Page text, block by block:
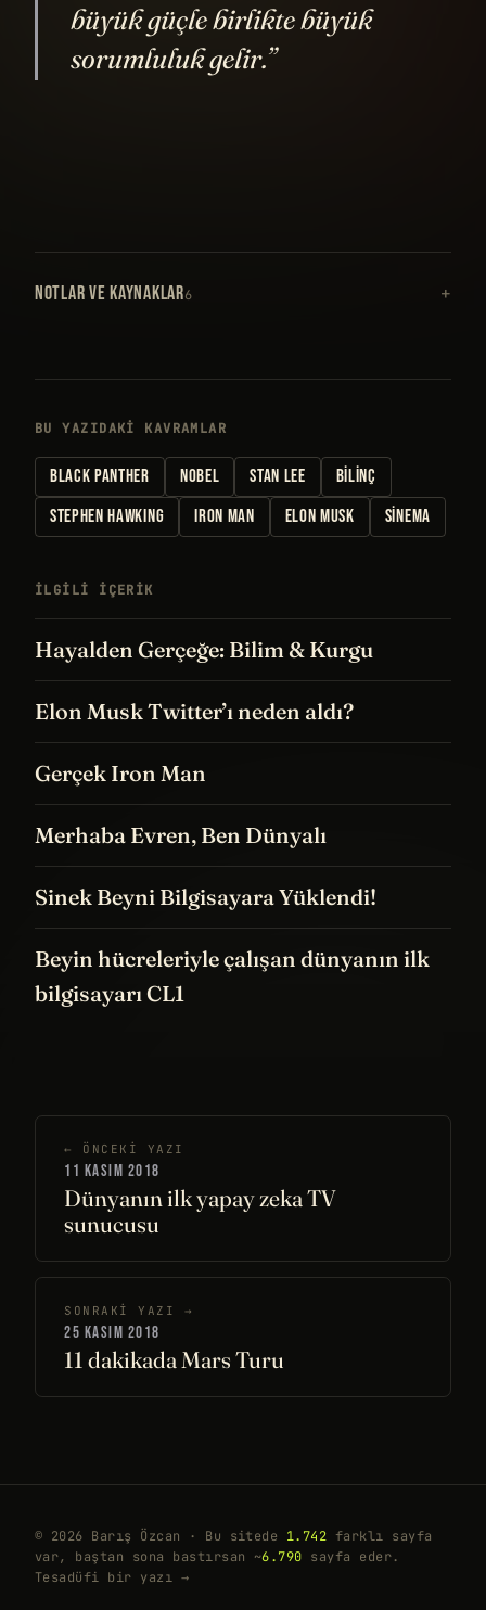
büyük güçle birlikte büyük
sorumluluk gelir.”
NOTLAR VE KAYNAKLAR6
BU YAZIDAKI KAVRAMLAR
BLACK PANTHER NOBEL STAN LEE
BILINÇ
STEPHEN HAWKING
IRON MAN ELON MUSK SINEMA
İLGILI IÇERIK
Hayalden Gerçeğe: Bilim & Kurgu
Elon Musk Twitter’ı neden aldı?
Gerçek Iron Man
Merhaba Evren, Ben Dünyalı
Sinek Beyni Bilgisayara Yüklendi!
Beyin hücreleriyle çalışan dünyanın ilk
bilgisayarı CL1
← ÖNCEKI YAZI
11 KASIM 2018
Dünyanın ilk yapay zeka TV
sunucusu
SONRAKI YAZI →
25 KASIM 2018
11 dakikada Mars Turu
© 2026 Barış Özcan · Bu sitede 1.742 farklı sayfa
var, baştan sona bastırsan ~6.790 sayfa eder.
Tesadüfi bir yazı →